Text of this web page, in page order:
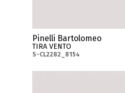
Pinelli Bartolomeo
TIRA VENTO
S-CL2282_8154